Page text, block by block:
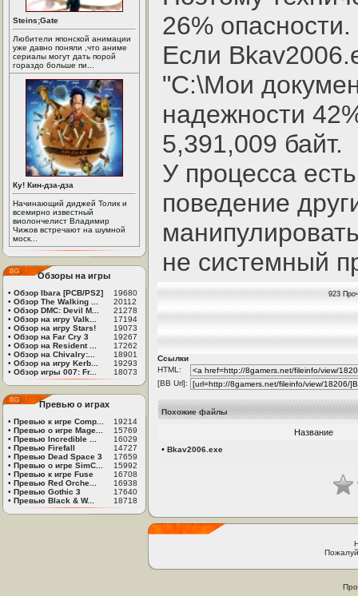
Steins;Gate
Любители японской анимации
уже давно поняли ,что аниме
сериалы могут дать порой
гораздо больше пи...
Ку! Кин-дза-дза
Начинающий диджей Толик и
всемирно известный
виолончелист Владимир
Чижов встречают на шумной
моск...
Обзоры на игры
• Обзор Ibara [PCB/PS2]
19680
• Обзор The Walking ...
20112
• Обзор DMC: Devil M...
21278
• Обзор на игру Valk...
17194
• Обзор на игру Stars!
19073
• Обзор на Far Cry 3
19267
• Обзор на Resident ...
17262
• Обзор на Chivalry:...
18901
• Обзор на игру Kerb...
19293
• Обзор игры 007: Fr... 18073
Превью о играх
• Превью к игре Comp...
19214
• Превью о игре Mage...
15769
• Превью Incredible ...
16029
• Превью Firefall
14727
• Превью Dead Space 3
17659
• Превью о игре SimC...
15992
• Превью к игре Fuse
16708
• Превью Red Orche...
16938
• Превью Gothic 3
17640
• Превью Black & W... 18718
26% опасности.
Если
"C:\Мои
надежности
5,391,009 байт.
У процесса
поведение
не системный
923
Ссылки
HTML:
[BB Url]:
Похожие файлы
Название
• Bkav2006.exe